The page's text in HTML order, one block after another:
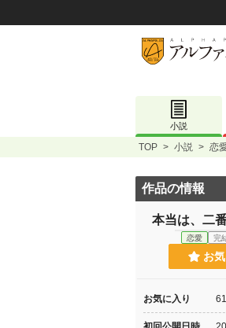
小説
TOP > 小説 > 恋
作品の情報
本当は、二
恋愛 完
お
お気に入り